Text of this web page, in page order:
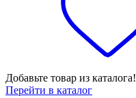
Добавьте товар из каталога!
Перейти в каталог